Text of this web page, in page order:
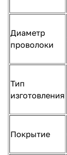
Диаметр
проволоки
Тип
изготовления
Покрытие